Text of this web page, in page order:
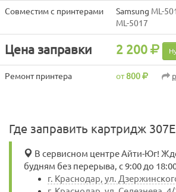
Совместим с принтерами Samsung ML-
ML-5017
Цена заправки 2 200
Ремонт принтера от800
Где заправить картридж 307E
В сервисном центре Айти-Юг!
будням без перерыва, с 9:00 до
г. Краснодар, ул.